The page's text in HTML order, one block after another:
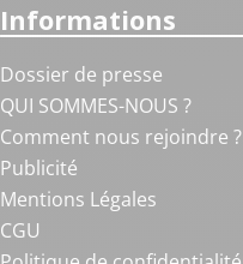
Informations
Dossier de presse
QUI SOMMES-NOUS ?
Comment nous rejoindre ?
Publicité
Mentions Légales
CGU